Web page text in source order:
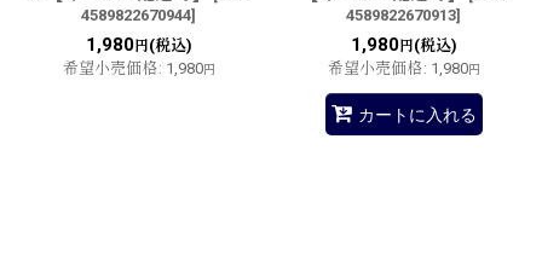
4589822670944]
1,980円(税込)
希望小売価格: 1,980円
4589822670913]
1,980円(税込)
希望小売価格: 1,980円
カートに入れる